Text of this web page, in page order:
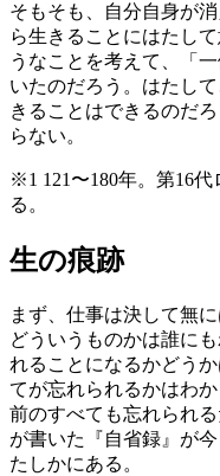
そもそも、自分自身が
ら生きることにはたし
うなことを考えて、「
いたのだろう。はたし
きることはできるのだ
らない。
※1 121〜180年。第16
る。
生の痕跡
まず、仕事は決して無
どういうものかは誰に
れることになるかどう
てが忘れられるかはわ
前のすべても忘れられ
が書いた『自省録』が
たしかにある。